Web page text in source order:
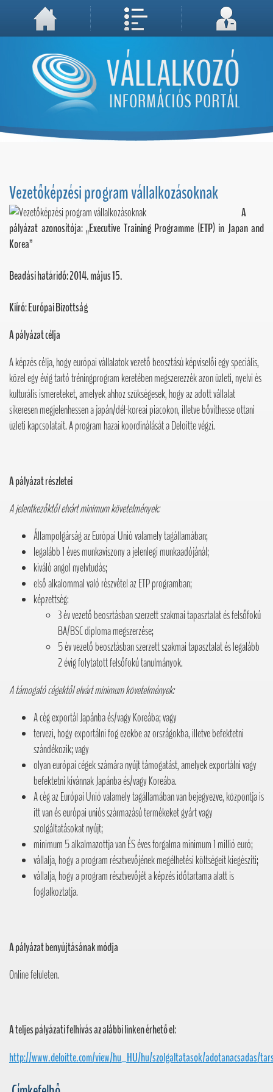
A weboldal használatával Ön elfogadja, hogy Cookie-kat (sütiket) tároljunk számítógépén. A sütik a weboldal megfelelő működéséhez
Megértettem, folytatás...
Vezetőképzési program vállalkozásoknak
A
pályázat azonosítója:„Executive Training Programme (ETP) in Japan and
Korea”
Beadási határidő: 2014. május 15.
Kiíró:Európai Bizottság
A pályázat célja
A képzés célja, hogy európai vállalatok vezető beosztású képviselői egy speciális,
közel egy évig tartó tréningprogram keretében megszerezzék azon üzleti, nyelvi és
kulturális ismereteket, amelyek ahhoz szükségesek, hogy az adott vállalat
sikeresen megjelenhessen a japán/dél-koreai piacokon, illetve bővíthesse ottani
üzleti kapcsolatait. A program hazai koordinálását a Deloitte végzi.
A pályázat részletei
A jelentkezőktől elvárt minimum követelmények:
Állampolgárság az Európai Unió valamely tagállamában;
legalább 1 éves munkaviszony a jelenlegi munkaadójánál;
kiváló angol nyelvtudás;
első alkalommal való részvétel az ETP programban;
képzettség:
3 év vezető beosztásban szerzett szakmai tapasztalat és felsőfokú
BA/BSC diploma megszerzése;
5 év vezető beosztásban szerzett szakmai tapasztalat és legalább
2 évig folytatott felsőfokú tanulmányok.
A támogató cégektől elvárt minimum követelmények:
A cég exportál Japánba és/vagy Koreába; vagy
tervezi, hogy exportálni fog ezekbe az országokba, illetve befektetni
szándékozik; vagy
olyan európai cégek számára nyújt támogatást, amelyek exportálni vagy
befektetni kívánnak Japánba és/vagy Koreába.
A cég az Európai Unió valamely tagállamában van bejegyezve, központja is
itt van és európai uniós származású termékeket gyárt vagy
szolgáltatásokat nyújt;
minimum 5 alkalmazottja van ÉS éves forgalma minimum 1 millió euró;
vállalja, hogy a program résztvevőjének megélhetési költségeit kiegészíti;
vállalja, hogy a program résztvevőjét a képzés időtartama alatt is
foglalkoztatja.
A pályázat benyújtásának módja
Online felületen.
A teljes pályázati felhívás az alábbi linken érhető el:
http://www.deloitte.com/view/hu_HU/hu/szolgaltatasok/adotanacsadas/